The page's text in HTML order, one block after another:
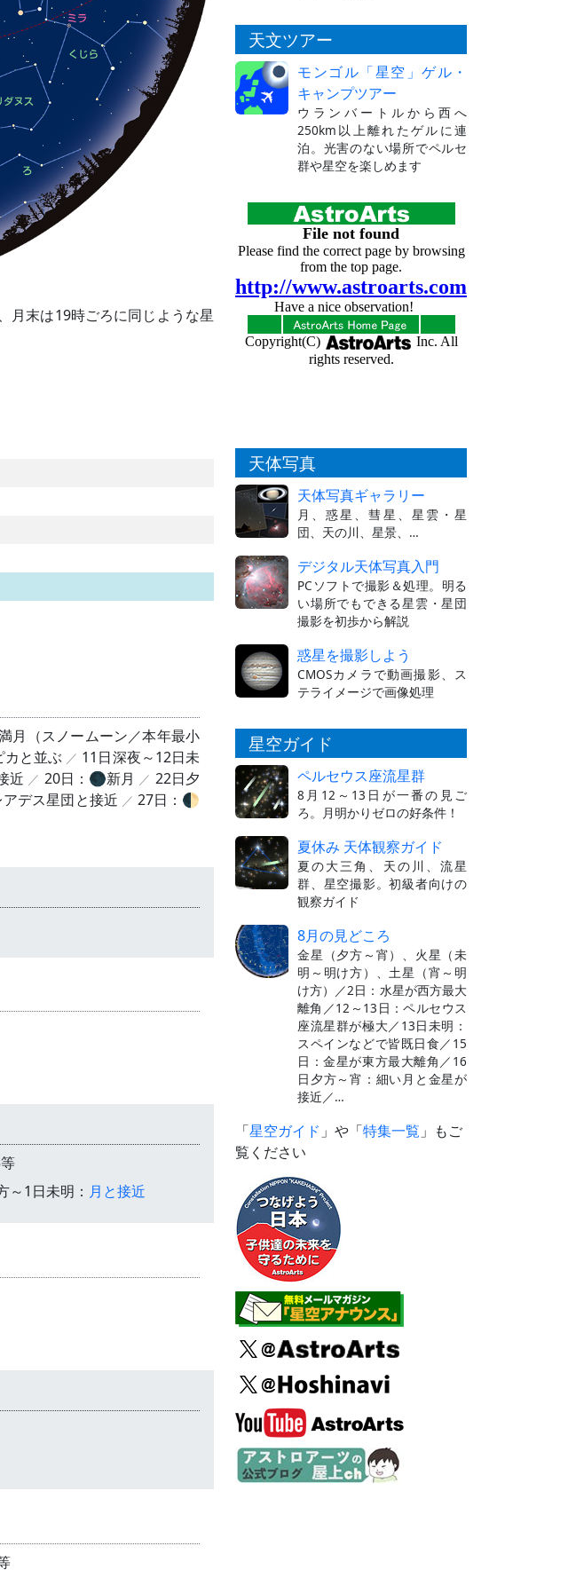
月末は19時ごろに同じような星
月（スノームーン／本年最小
カと並ぶ
11日深夜～12日未
近 20日：🌑新月
22日夕
デス星団と接近
27日：🌓
～1日未明： 月と接近
天文ツアー
モンゴル「星空」ゲル・
キャンプツアー
ウランバートルから西へ
250km以上離れたゲルに連
泊。光害のない場所でペルセ
群や星空を楽しめます
天体写真
天体写真ギャラリー
月、惑星、彗星、星雲・星
団、天の川、星景、…
デジタル天体写真入門
PCソフトで撮影＆処理。明る
い場所でもできる星雲・星団
撮影を初歩から解説
惑星を撮影しよう
CMOSカメラで動画撮影、ス
テライメージで画像処理
星空ガイド
ペルセウス座流星群
8月12～13日が一番の見ご
ろ。月明かりゼロの好条件！
夏休み 天体観察ガイド
夏の大三角、天の川、流星
群、星空撮影。初級者向けの
観察ガイド
8月の見どころ
金星（夕方～宵）、火星（未
明～明け方）、土星（宵～明
け方）／2日：水星が西方最大
離角／12～13日：ペルセウス
座流星群が極大／13日未明：
スペインなどで皆既日食／15
日：金星が東方最大離角／16
日夕方～宵：細い月と金星が
接近／…
「星空ガイド 」や「特集一覧 」もご
覧ください